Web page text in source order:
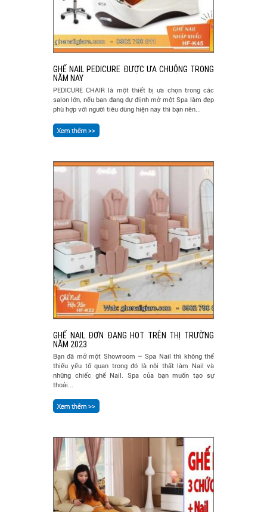
GHẾ NAIL PEDICURE ĐƯỢC ƯA CHUỘNG TRONG
NĂM NAY
PEDICURE CHAIR là một thiết bị ưa chọn trong các
salon lớn, nếu bạn đang dự điịnh mở một Spa làm đẹp
phù hợp với người tiêu dùng hiện nay thì bạn nên...
GHẾ NAIL ĐƠN ĐANG HOT TRÊN THỊ TRƯỜNG
NĂM 2023
Bạn đã mở một Showroom – Spa Nail thì không thể
thiếu yếu tố quan trọng đó là nội thất làm Nail và
những chiếc ghế Nail. Spa của bạn muốn tạo sự
thoải...